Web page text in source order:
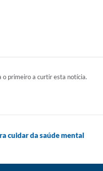
o primeiro a curtir esta notícia.
cuidar da saúde mental